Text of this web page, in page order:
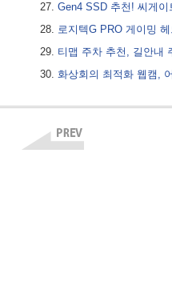
Gen4 SSD 추천! 씨게
로지텍G PRO 게이밍
티맵 주차 추천, 길안내
화상회의 최적화 웹캠,